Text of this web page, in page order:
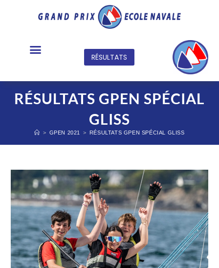
RÉSULTATS
RÉSULTATS GPEN SPÉCIAL
GLISS
> GPEN 2021 > RÉSULTATS GPEN SPÉCIAL GLISS